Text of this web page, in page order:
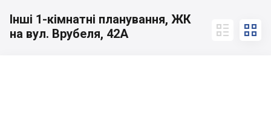
Інші 1-кімнатні планування, ЖК
на вул. Врубеля, 42А
 